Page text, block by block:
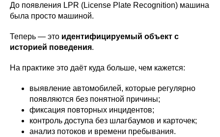
До появления LPR (License Plate Recognition) машина
была просто машиной.
Теперь — это идентифицируемый объект с
историей поведения.
На практике это даёт куда больше, чем кажется:
выявление автомобилей, которые регулярно
появляются без понятной причины;
фиксация повторных инцидентов;
контроль доступа без шлагбаумов и карточек;
анализ потоков и времени пребывания.